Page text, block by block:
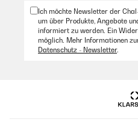
Ich möchte Newsletter der
um über Produkte, Angebote
informiert zu werden. Ein
möglich. Mehr Informationen
Datenschutz - Newsletter.